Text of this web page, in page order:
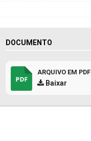
DOCUMENTO
ARQUIVO EM PDF
Baixar